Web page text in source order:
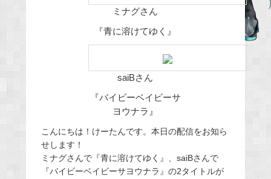
ミナグさん
『青に溶けてゆく』
saiBさん
『バイビーベイビーサ
ヨウナラ』
こんにちは！けーたんです。本日の配信をお知ら
せします！
ミナグさんで『青に溶けてゆく』、saiBさんで
『バイビーベイビーサヨウナラ』の2タイトルが